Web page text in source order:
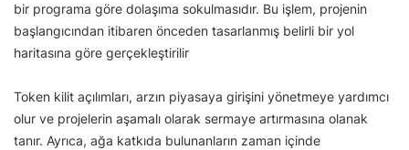
bir programa göre dolaşıma sokulmasıdır. Bu işlem, projenin
başlangıcından itibaren önceden tasarlanmış belirli bir yol
haritasına göre gerçekleştirilir
Token kilit açılımları, arzın piyasaya girişini yönetmeye yardımcı
olur ve projelerin aşamalı olarak sermaye artırmasına olanak
tanır. Ayrıca, ağa katkıda bulunanların zaman içinde